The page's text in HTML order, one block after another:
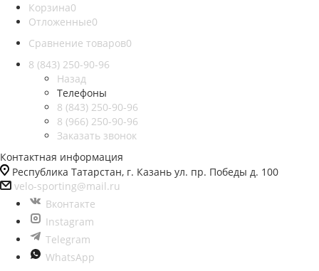
Корзина0
Отложенные0
Сравнение товаров0
8 (843) 250-90-96
Назад
Телефоны
8 (843) 250-90-96
8 (966) 250-90-96
Заказать звонок
Контактная информация
Республика Татарстан, г. Казань ул. пр. Победы д. 100
velo-sporting@mail.ru
Вконтакте
Instagram
Telegram
WhatsApp